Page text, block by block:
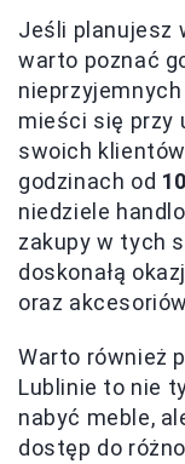
Jeśli planujesz
warto poznać
mieści się przy
swoich
godzinach od
niedziele
zakupy w tych
doskonałą
oraz
Warto również
Lublinie to nie
nabyć meble,
dostęp do